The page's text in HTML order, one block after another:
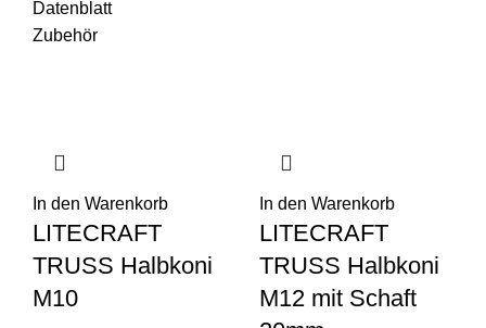
Datenblatt
Zubehör
In den Warenkorb
LITECRAFT
TRUSS Halbkoni
M10
In den Warenkorb
LITECRAFT
TRUSS Halbkoni
M12 mit Schaft